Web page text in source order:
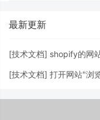
最新更新
[技术文档] shopify的网
[技术文档] 打开网站"浏